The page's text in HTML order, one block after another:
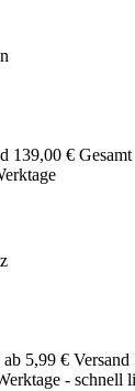
139,00 € Gesamt
ab 5,99 € Versand
- schnell